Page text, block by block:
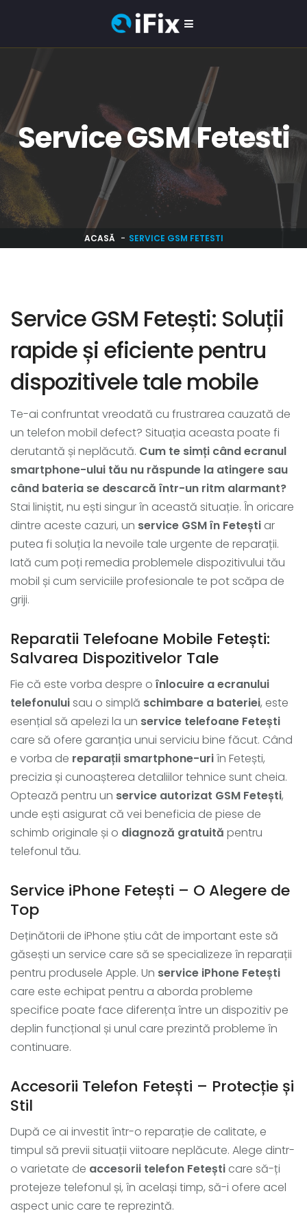
Service GSM Fetesti
ACASĂ SERVICE GSM FETESTI
Service GSM Fetești: Soluții
rapide și eficiente pentru
dispozitivele tale mobile
Te-ai confruntat vreodată cu frustrarea cauzată de
un telefon mobil defect? Situația aceasta poate fi
derutantă și neplăcută. Cum te simți când ecranul
smartphone-ului tău nu răspunde la atingere sau
când bateria se descarcă într-un ritm alarmant?
Stai liniștit, nu ești singur în această situație. În oricare
dintre aceste cazuri, un service GSM în Fetești ar
putea fi soluția la nevoile tale urgente de reparații.
Iată cum poți remedia problemele dispozitivului tău
mobil și cum serviciile profesionale te pot scăpa de
griji.
Reparatii Telefoane Mobile Fetești:
Salvarea Dispozitivelor Tale
Fie că este vorba despre o înlocuire a ecranului
telefonuluisau o simplă schimbare a bateriei, este
esențial să apelezi la un service telefoane Fetești
care să ofere garanția unui serviciu bine făcut. Când
e vorba de reparații smartphone-uriîn Fetești,
precizia și cunoașterea detaliilor tehnice sunt cheia.
Optează pentru un service autorizat GSM Fetești,
unde ești asigurat că vei beneficia de piese de
schimb originale și o diagnoză gratuită pentru
telefonul tău.
Service iPhone Fetești – O Alegere de
Top
Deținătorii de iPhone știu cât de important este să
găsești un service care să se specializeze în reparații
pentru produsele Apple. Un service iPhone Fetești
care este echipat pentru a aborda probleme
specifice poate face diferența între un dispozitiv pe
deplin funcțional și unul care prezintă probleme în
continuare.
Accesorii Telefon Fetești – Protecție și
Stil
După ce ai investit într-o reparație de calitate, e
timpul să previi situații viitoare neplăcute. Alege dintr-
o varietate de accesorii telefon Fetești care să-ți
protejeze telefonul și, în același timp, să-i ofere acel
aspect unic care te reprezintă.